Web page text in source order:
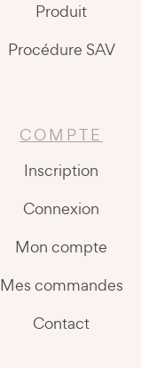
Produit
Procédure SAV
COMPTE
Inscription
Connexion
Mon compte
Mes commandes
Contact